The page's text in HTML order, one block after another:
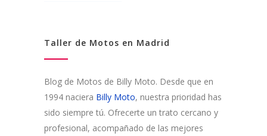
Taller de Motos en Madrid
Blog de Motos de Billy Moto. Desde que en
1994 naciera Billy Moto, nuestra prioridad has
sido siempre tú. Ofrecerte un trato cercano y
profesional, acompañado de las mejores